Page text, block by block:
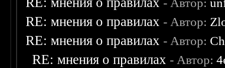
- Автор:
RE: мнения о правилах - Автор:
RE: мнения о правилах - Автор:
RE: мнения о правилах - Автор: